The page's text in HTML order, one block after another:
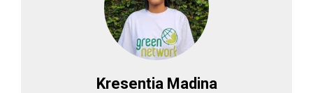
Kresentia Madina